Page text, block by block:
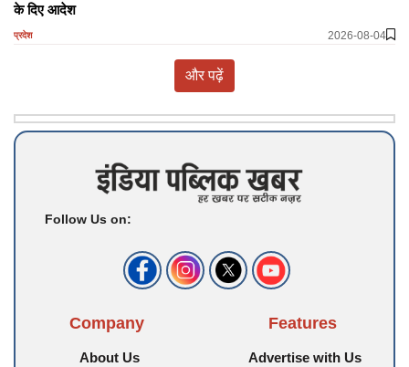
के दिए आदेश
प्रदेश 2026-08-04
और पढ़ें
Follow Us on:
Company
About Us
Features
Advertise with Us